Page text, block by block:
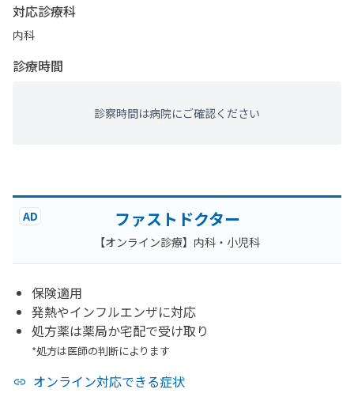
対応診療科
内科
診療時間
診察時間は病院にご確認ください
AD ファストドクター
【オンライン診療】内科・小児科
保険適用
発熱やインフルエンザに対応
処方薬は薬局か宅配で受け取り
*処方は医師の判断によります
オンライン対応できる症状